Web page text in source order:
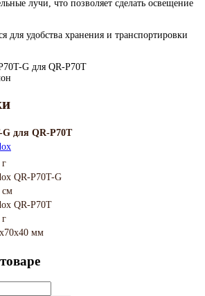
лучи, что позволяет сделать освещение
для удобства хранения и транспортировки
G для QR-P70T
для QR-P70T
г
QR-P70T-G
см
QR-P70T
г
мм